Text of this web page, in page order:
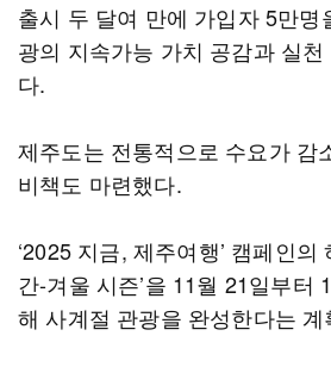
출시 두 달여 만에 가입자 5만
광의 지속가능 가치 공감과 실
다.
제주도는 전통적으로 수요가 감
비책도 마련했다.
‘2025 지금, 제주여행’ 캠페인의
간-겨울 시즌’을 11월 21일부터
해 사계절 관광을 완성한다는 계